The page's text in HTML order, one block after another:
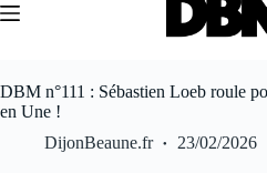
contenu
DBM n°111 : Sébastien Loeb roule
en Une !
DijonBeaune.fr
23/02/2026